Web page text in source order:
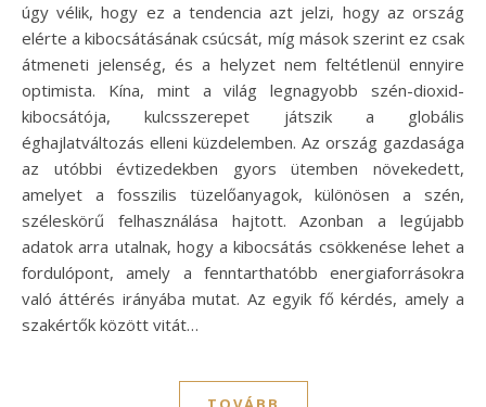
úgy vélik, hogy ez a tendencia azt jelzi, hogy az ország
elérte a kibocsátásának csúcsát, míg mások szerint ez csak
átmeneti jelenség, és a helyzet nem feltétlenül ennyire
optimista. Kína, mint a világ legnagyobb szén-dioxid-
kibocsátója, kulcsszerepet játszik a globális
éghajlatváltozás elleni küzdelemben. Az ország gazdasága
az utóbbi évtizedekben gyors ütemben növekedett,
amelyet a fosszilis tüzelőanyagok, különösen a szén,
széleskörű felhasználása hajtott. Azonban a legújabb
adatok arra utalnak, hogy a kibocsátás csökkenése lehet a
fordulópont, amely a fenntarthatóbb energiaforrásokra
való áttérés irányába mutat. Az egyik fő kérdés, amely a
szakértők között vitát…